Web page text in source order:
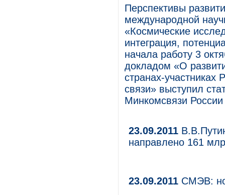
Перспективы
международной
«Космические
интеграция,
начала работу 3
докладом «О
странах-участниках
связи» выступил
Минкомсвязи
23.09.2011
направлено 161
23.09.2011 СМЭВ: